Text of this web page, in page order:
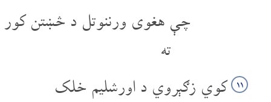
چې هغوی ورننوتل د څښتن کور
ته
۱۱ کوي زګېروي د اورشلیم خلک